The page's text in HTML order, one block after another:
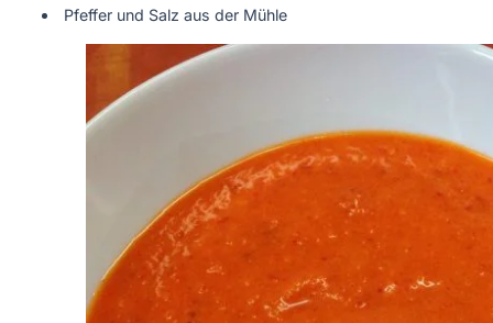
Pfeffer und Salz aus der Mühle